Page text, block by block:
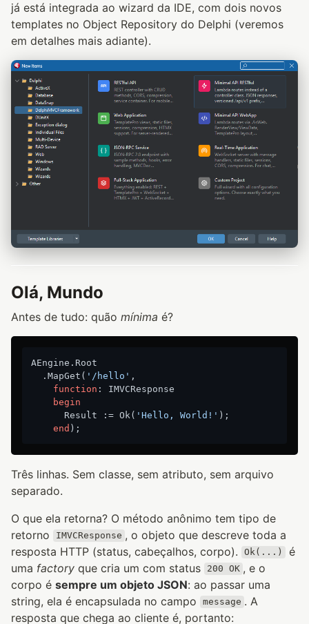
já está integrada ao wizard da IDE, com dois novos
templates no Object Repository do Delphi (veremos
em detalhes mais adiante).
Olá, Mundo
Antes de tudo: quão mínima é?
AEngine.Root
  .MapGet(
'/hello' ,
function :
IMVCResponse
begin
      Result := Ok(
'Hello, World!' );
end
Três linhas. Sem classe, sem atributo, sem arquivo
separado.
O que ela retorna? O método anônimo tem tipo de
retorno
IMVCResponse , o objeto que descreve toda a
resposta HTTP (status, cabeçalhos, corpo).
Ok(...)
é
uma factory que cria um com status 200 OK , e o
corpo é sempre um objeto JSON: ao passar uma
string, ela é encapsulada no campo
message . A
resposta que chega ao cliente é, portanto: